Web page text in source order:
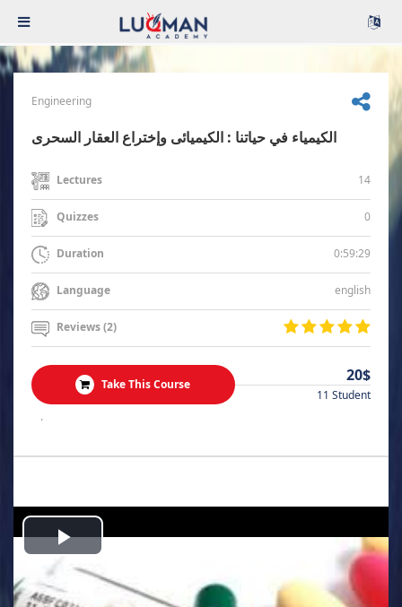
Engineering
الكيمياء في حياتنا : الكيميائى وإختراع العقار السحرى
Lectures 14
Quizzes 0
Duration 0:59:29
Language english
Reviews (2)
Take This Course 20$
11 Student
.
Play
Video